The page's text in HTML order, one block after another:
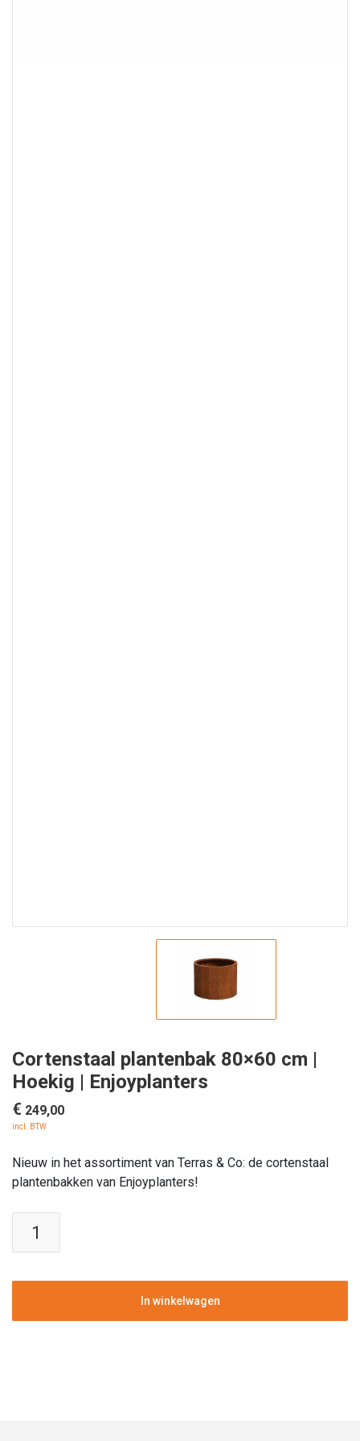
Cortenstaal plantenbak 80×60 cm |
Hoekig | Enjoyplanters
€ 249,00
incl. BTW
Nieuw in het assortiment van Terras & Co: de cortenstaal
plantenbakken van Enjoyplanters!
plantenbak
cm
Hoekig
In winkelwagen